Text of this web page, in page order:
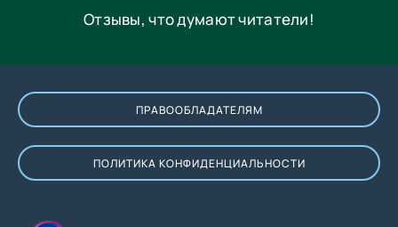
Отзывы, что думают читатели!
ПРАВООБЛАДАТЕЛЯМ
ПОЛИТИКА КОНФИДЕНЦИАЛЬНОСТИ